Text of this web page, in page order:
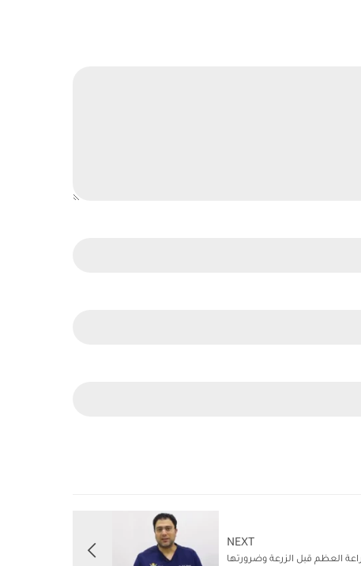
NEXT
العظم قبل الزرعة وضرورتها